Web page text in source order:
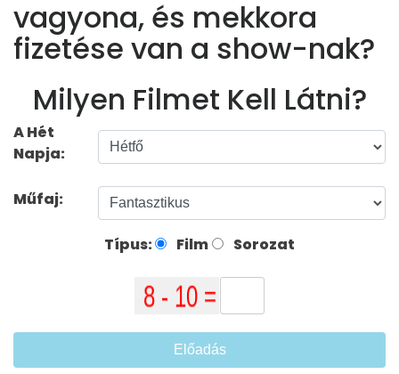
vagyona, és mekkora
fizetése van a show-nak?
Milyen Filmet Kell Látni?
A Hét
Napja:
Műfaj:
Típus: Film Sorozat
Előadás